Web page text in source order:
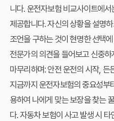
니다. 운전자보험 비교사이트에
제공합니다. 자신의 상황을 설명
조언을 구하는 것이 현명한 선택
전문가의 의견을 들어보고 신중하
마무리하며: 안전 운전의 시작, 든
지금까지 운전자보험의 중요성부
용하여 나에게 맞는 보장을 찾는
다. 자동차 보험이 사고 발생 시